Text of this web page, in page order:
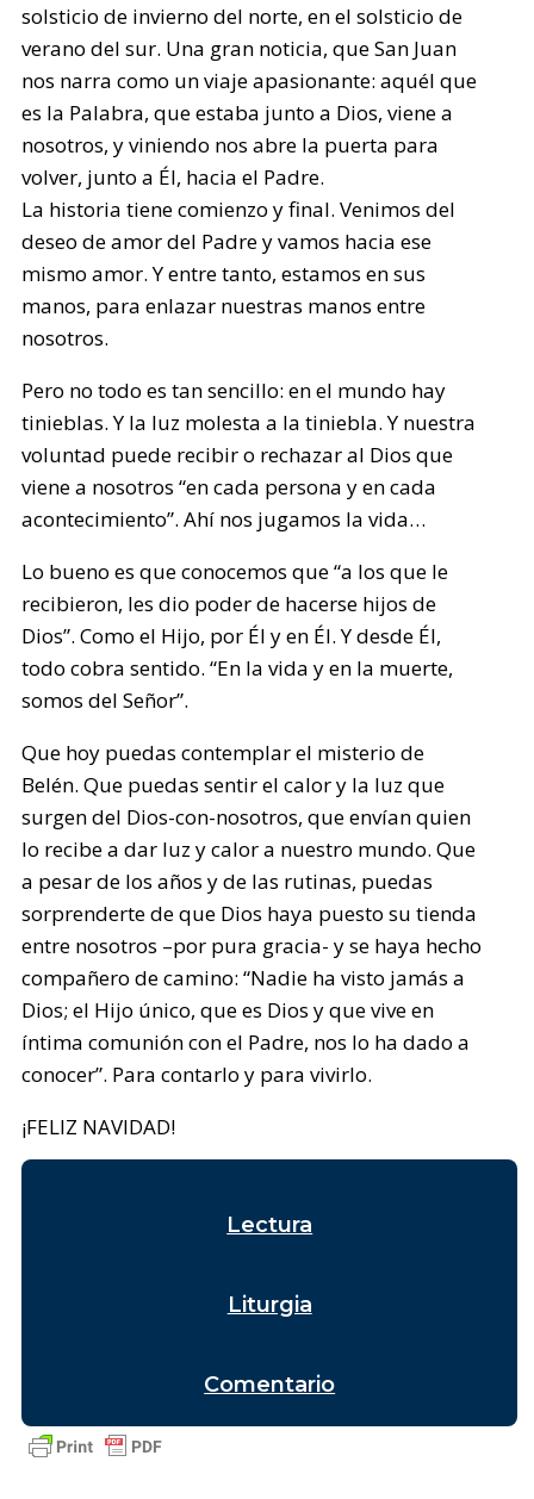
solsticio de invierno del norte, en el solsticio de
verano del sur. Una gran noticia, que San Juan
nos narra como un viaje apasionante: aquél que
es la Palabra, que estaba junto a Dios, viene a
nosotros, y viniendo nos abre la puerta para
volver, junto a Él, hacia el Padre.
La historia tiene comienzo y final. Venimos del
deseo de amor del Padre y vamos hacia ese
mismo amor. Y entre tanto, estamos en sus
manos, para enlazar nuestras manos entre
nosotros.
Pero no todo es tan sencillo: en el mundo hay
tinieblas. Y la luz molesta a la tiniebla. Y nuestra
voluntad puede recibir o rechazar al Dios que
viene a nosotros “en cada persona y en cada
acontecimiento”. Ahí nos jugamos la vida…
Lo bueno es que conocemos que “a los que le
recibieron, les dio poder de hacerse hijos de
Dios”. Como el Hijo, por Él y en Él. Y desde Él,
todo cobra sentido. “En la vida y en la muerte,
somos del Señor”.
Que hoy puedas contemplar el misterio de
Belén. Que puedas sentir el calor y la luz que
surgen del Dios-con-nosotros, que envían quien
lo recibe a dar luz y calor a nuestro mundo. Que
a pesar de los años y de las rutinas, puedas
sorprenderte de que Dios haya puesto su tienda
entre nosotros –por pura gracia- y se haya hecho
compañero de camino: “Nadie ha visto jamás a
Dios; el Hijo único, que es Dios y que vive en
íntima comunión con el Padre, nos lo ha dado a
conocer”. Para contarlo y para vivirlo.
¡FELIZ NAVIDAD!
Lectura
Liturgia
Comentario